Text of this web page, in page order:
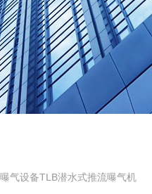
气设备TLB潜水式推流曝气机